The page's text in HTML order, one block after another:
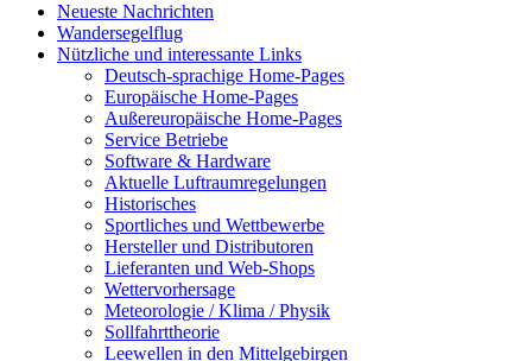
Neueste Nachrichten
Wandersegelflug
Nützliche und interessante Links
Deutsch-sprachige Home-Pages
Europäische Home-Pages
Außereuropäische Home-Pages
Service Betriebe
Software & Hardware
Aktuelle Luftraumregelungen
Historisches
Sportliches und Wettbewerbe
Hersteller und Distributoren
Lieferanten und Web-Shops
Wettervorhersage
Meteorologie / Klima / Physik
Sollfahrttheorie
Leewellen in den Mittelgebirgen